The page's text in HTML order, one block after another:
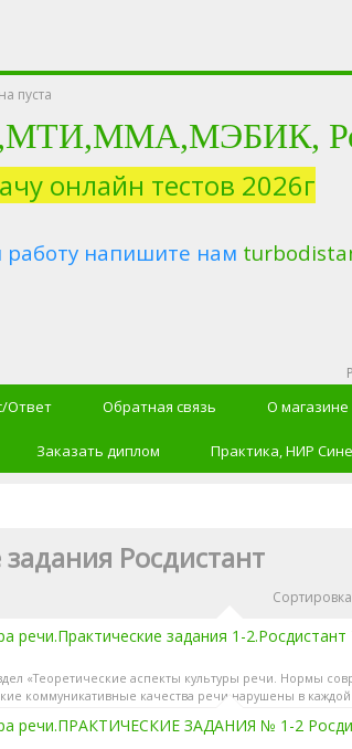
пуста
онлайн тестов 2026г
напишите нам
Ответ Обратная связь О магазине
Заказать диплом Практика, НИР
Росдистант
речи.Практические задания 1-
«Теоретические аспекты культуры речи. Нормы
коммуникативные качества речи нарушены в каждой
речи.ПРАКТИЧЕСКИЕ ЗАДАНИЯ № 1-2